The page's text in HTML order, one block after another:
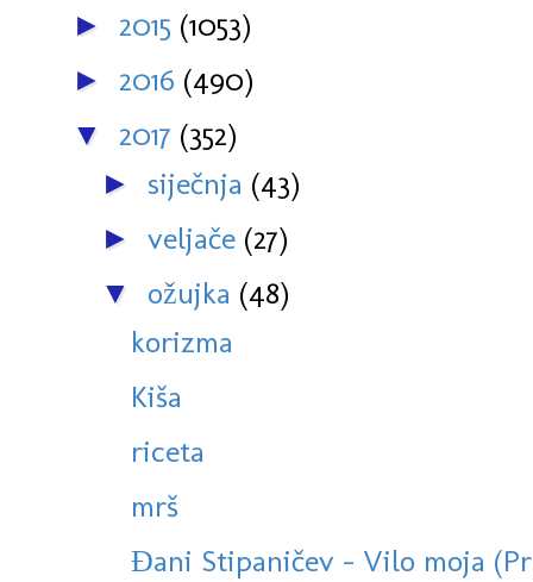
► 2015 (1053)
► 2016 (490)
▼ 2017 (352)
► siječnja (43)
► veljače (27)
▼ ožujka (48)
korizma
Kiša
riceta
mrš
Đani Stipaničev - Vilo moja